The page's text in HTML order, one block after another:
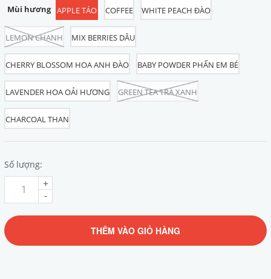
Mùi hương APPLE TÁO COFFEE WHITE PEACH ĐÀO
LEMON CHANH MIX BERRIES DÂU
CHERRY BLOSSOM HOA ANH ĐÀO BABY POWDER PHẤN EM BÉ
LAVENDER HOA OẢI HƯƠNG GREEN TEA TRÀ XANH
CHARCOAL THAN
Số lượng:
-
+
THÊM VÀO GIỎ HÀNG